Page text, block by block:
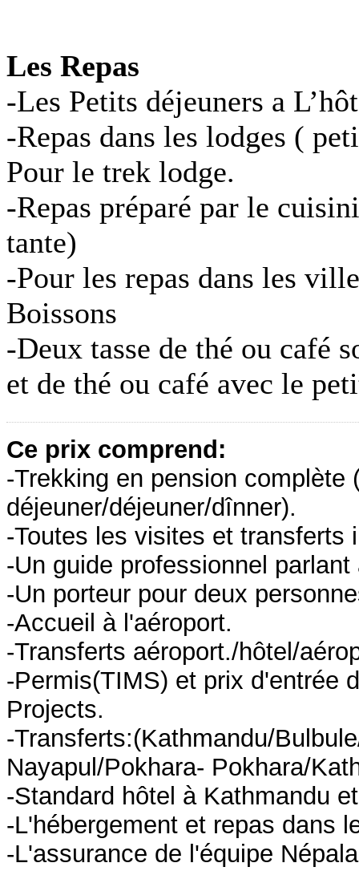
Les Repas
-Les Petits déjeuners a
-Repas dans les lodges (
Pour le trek lodge.
-Repas préparé par le
tante)
-Pour les repas dans les
Boissons
-Deux tasse de thé ou café
et de thé ou café avec le
Ce prix comprend:
-Trekking en pension complète
déjeuner/déjeuner/dînner).
-Toutes les visites et transferts
-Un guide professionnel parlant
-Un porteur pour deux
-Accueil à l'aéroport.
-Transferts aéroport./hôtel/
-Permis(TIMS) et prix d'entrée
Projects.
-Transferts:(Kathmandu/
Nayapul/Pokhara- Pokhara/
-Standard hôtel à Kathmandu
-L'hébergement et repas dans
-L'assurance de l'équipe